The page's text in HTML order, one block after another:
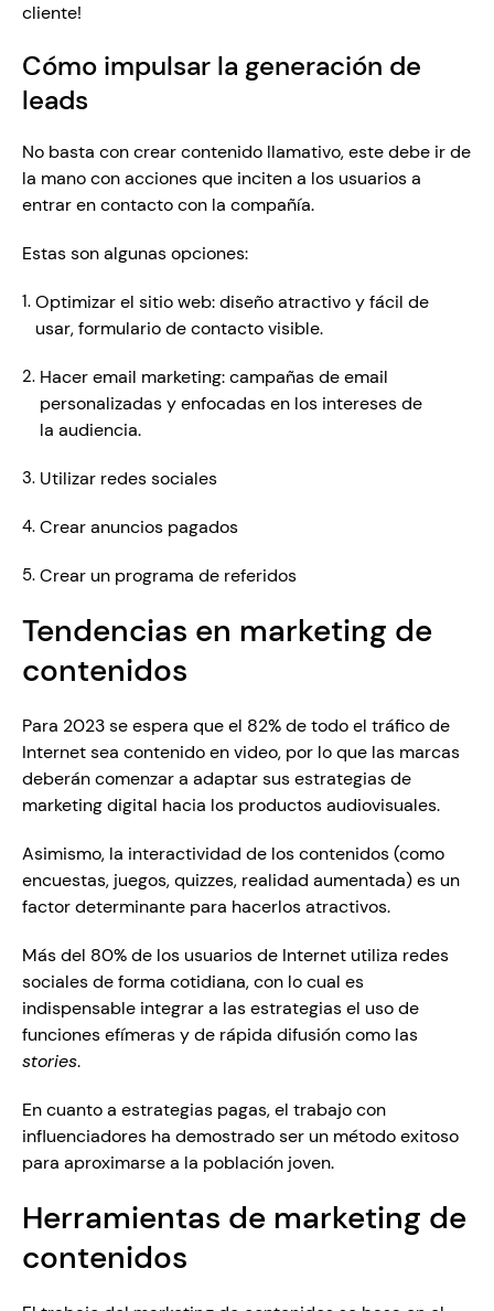
cliente!
Cómo impulsar la generación de
leads
No basta con crear contenido llamativo, este debe ir de
la mano con acciones que inciten a los usuarios a
entrar en contacto con la compañía.
Estas son algunas opciones:
Optimizar el sitio web: diseño atractivo y fácil de
usar, formulario de contacto visible.
Hacer email marketing: campañas de email
personalizadas y enfocadas en los intereses de
la audiencia.
Utilizar redes sociales
Crear anuncios pagados
Crear un programa de referidos
Tendencias en marketing de
contenidos
Para 2023 se espera que el 82% de todo el tráfico de
Internet sea contenido en video, por lo que las marcas
deberán comenzar a adaptar sus estrategias de
marketing digital hacia los productos audiovisuales.
Asimismo, la interactividad de los contenidos (como
encuestas, juegos, quizzes, realidad aumentada) es un
factor determinante para hacerlos atractivos.
Más del 80% de los usuarios de Internet utiliza redes
sociales de forma cotidiana, con lo cual es
indispensable integrar a las estrategias el uso de
stories.
En cuanto a estrategias pagas, el trabajo con
influenciadores ha demostrado ser un método exitoso
para aproximarse a la población joven.
Herramientas de marketing de
contenidos